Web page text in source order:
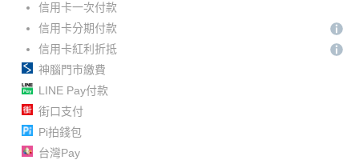
信用卡一次付款
信用卡分期付款
信用卡紅利折抵
神腦門市繳費
LINE Pay付款
街口支付
Pi拍錢包
台灣Pay